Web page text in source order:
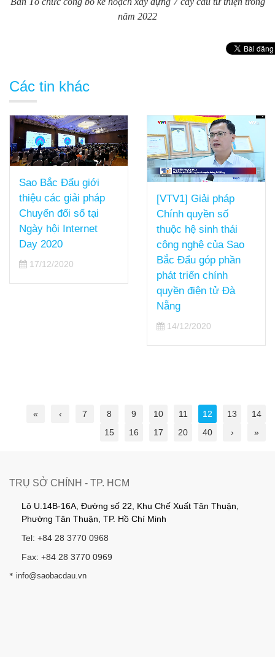
năm 2022
Các tin khác
Sao Bắc Đẩu giới
thiệu các giải pháp
Chuyển đổi số tại
Ngày hội Internet
Day 2020
17/12/2020
[VTV1] Giải pháp
Chính quyền số
thuộc hệ sinh thái
công nghệ của Sao
Bắc Đẩu góp phần
phát triển chính
quyền điện tử Đà
Nẵng
14/12/2020
« ‹ 7 8 9 10 11 12 13
14
15
16 17 20 40 › »
TRỤ SỞ CHÍNH - TP. HCM
Lô U.14B-16A, Đường số 22, Khu Chế Xuất Tân Thuận,
Phường Tân Thuận, TP. Hồ Chí Minh
Tel: +84 28 3770 0968
Fax: +84 28 3770 0969
* info@saobacdau.vn